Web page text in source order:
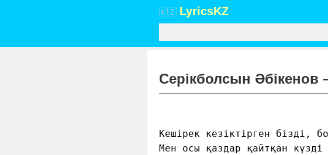
🇰🇿 LyricsKZ
Серікболсын Әбікенов
Кешірек кезіктірген бізді,
Мен осы қаздар қайтқан күзді